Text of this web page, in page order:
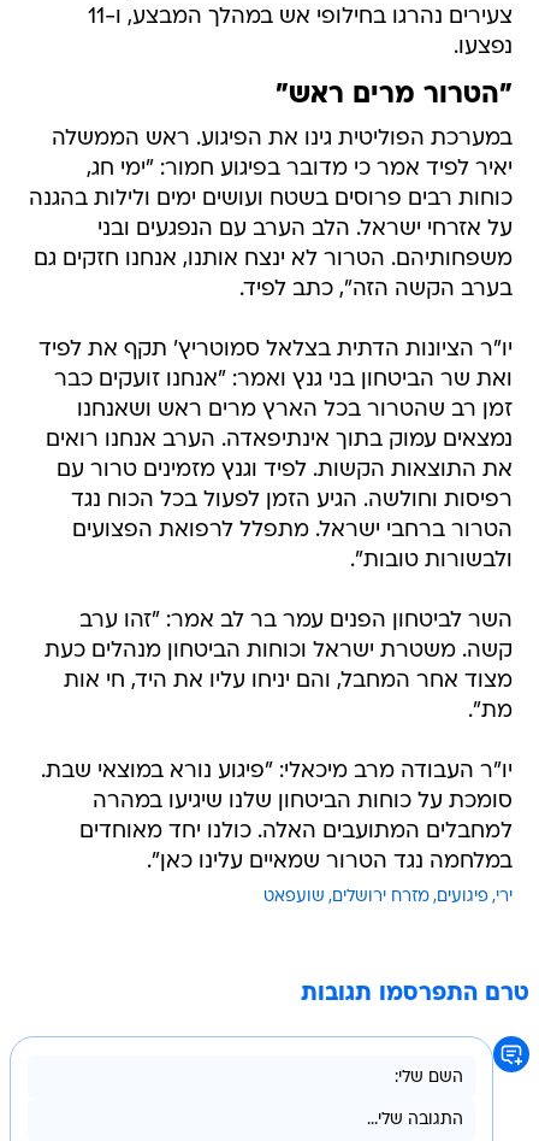
"הטרור מרים ראש"
במערכת הפוליטית גינו את הפיגוע. ראש הממשלה
יאיר לפיד אמר כי מדובר בפיגוע חמור: "ימי חג,
כוחות רבים פרוסים בשטח ועושים ימים ולילות בהגנה
על אזרחי ישראל. הלב הערב עם הנפגעים ובני
משפחותיהם. הטרור לא ינצח אותנו, אנחנו חזקים גם
בערב הקשה הזה", כתב לפיד.
יו"ר הציונות הדתית בצלאל סמוטריץ' תקף את לפיד
זמן רב שהטרור בכל הארץ מרים ראש ושאנחנו
נמצאים עמוק בתוך אינתיפאדה. הערב אנחנו רואים
את התוצאות הקשות. לפיד וגנץ מזמינים טרור עם
רפיסות וחולשה. הגיע הזמן לפעול בכל הכוח נגד
הטרור ברחבי ישראל. מתפלל לרפואת הפצועים
ולבשורות טובות".
השר לביטחון הפנים עמר בר לב אמר: "זהו ערב
מצוד אחר המחבל, והם יניחו עליו את היד, חי אות
מת".
יו"ר העבודה מרב מיכאלי: "פיגוע נורא במוצאי שבת.
למחבלים המתועבים האלה. כולנו יחד מאוחדים
במלחמה נגד הטרור שמאיים עלינו כאן".
ירי פיגועים מזרח ירושלים שועפאט